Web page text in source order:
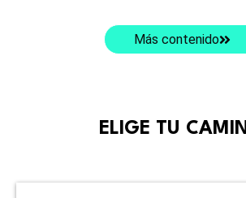
Más contenido
ELIGE TU